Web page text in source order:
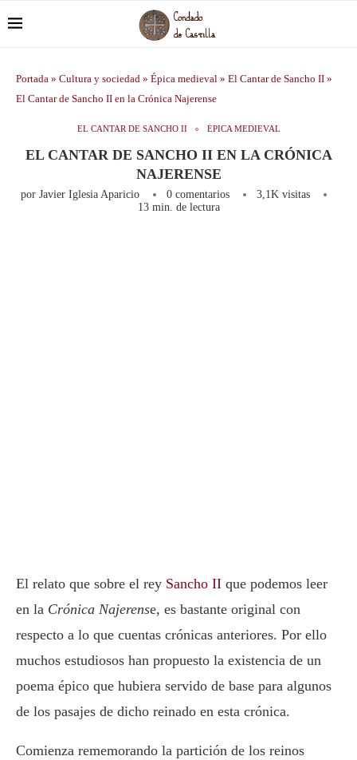
Portada » Cultura y sociedad » Épica medieval » El Cantar de Sancho II »
El Cantar de Sancho II en la Crónica Najerense
EL CANTAR DE SANCHO II ÉPICA MEDIEVAL
EL CANTAR DE SANCHO II EN LA CRÓNICA
NAJERENSE
por Javier Iglesia Aparicio 0 comentarios 3,1Kvisitas
13 min. de lectura
El relato que sobre el rey Sancho II que podemos leer
en la Crónica Najerense, es bastante original con
respecto a lo que cuentas crónicas anteriores. Por ello
muchos estudiosos han propuesto la existencia de un
poema épico que hubiera servido de base para algunos
de los pasajes de dicho reinado en esta crónica.
Comienza rememorando la partición de los reinos